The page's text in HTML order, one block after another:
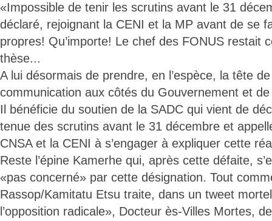
«Impossible de tenir les scrutins avant le 31
déclaré, rejoignant la CENI et la MP avant de se
propres! Qu’importe! Le chef des FONUS restait
thèse...
A lui désormais de prendre, en l’espèce, la tête
communication aux côtés du Gouvernement et
Il bénéficie du soutien de la SADC qui vient de
tenue des scrutins avant le 31 décembre et
CNSA et la CENI à s’engager à expliquer cette
Reste l’épine Kamerhe qui, après cette défaite,
«pas concerné» par cette désignation. Tout
Rassop/Kamitatu Etsu traite, dans un tweet
l’opposition radicale», Docteur ès-Villes Mortes,